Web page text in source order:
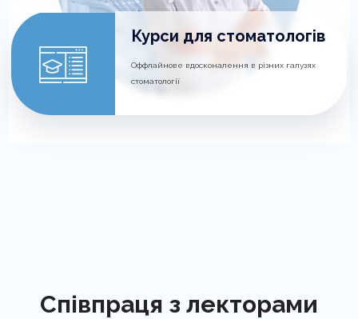
Курси для стоматологів
Оффлайнове вдосконалення в різних галузях
стоматології
Співпраця з лекторами